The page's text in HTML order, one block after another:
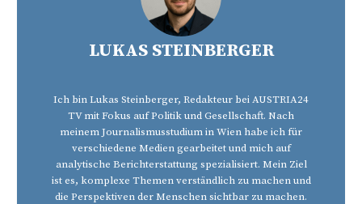
LUKAS STEINBERGER
Ich bin Lukas Steinberger, Redakteur bei AUSTRIA24
TV mit Fokus auf Politik und Gesellschaft. Nach
meinem Journalismusstudium in Wien habe ich für
verschiedene Medien gearbeitet und mich auf
analytische Berichterstattung spezialisiert. Mein Ziel
ist es, komplexe Themen verständlich zu machen und
die Perspektiven der Menschen sichtbar zu machen.